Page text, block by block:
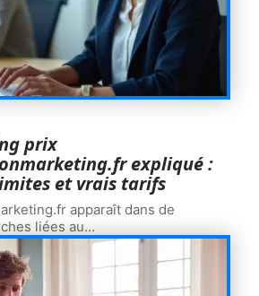
prix
expliqué :
et vrais tarifs
apparaît dans de
liées au…